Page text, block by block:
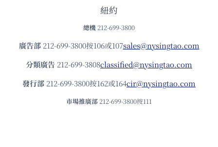
紐約
總機 212-699-3800
廣告部212-699-3800按106或107sales@nysingtao.com
分類廣告 212-699-3808classified@nysingtao.com
發⾏部 212-699-3800按162或164cir@nysingtao.com
市場推廣部 212-699-3800按111